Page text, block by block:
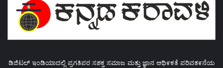
ಡಿಜಿಟಲ್ ಇಂಡಿಯಾದಲ್ಲಿ ಪ್ರಗತಿಪರ ಸಶಕ್ತ ಸಮಾಜ ಮತ್ತು ಜ್ಞಾನ ಆಥಿ೯ಕತೆ ಪರಿವತ೯ನೆಯ